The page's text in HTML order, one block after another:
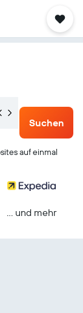
So 23.8.
Suchen
auf einmal
… und mehr